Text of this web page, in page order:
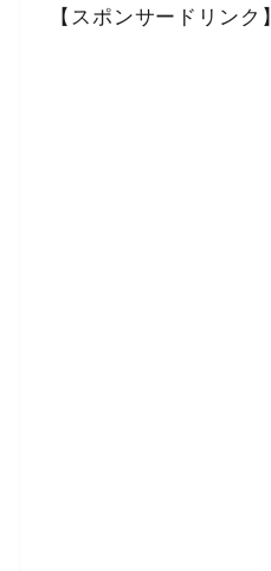
【スポンサードリンク】